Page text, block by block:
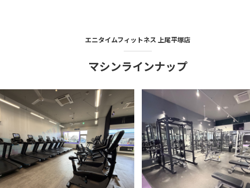
エニタイムフィットネス 上尾平塚店
マシンラインナップ